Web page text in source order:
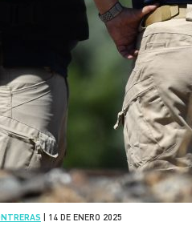
14 DE ENERO 2025